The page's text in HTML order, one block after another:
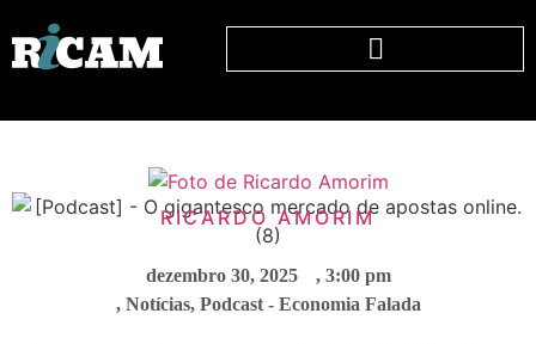
RICARDO AMORIM
dezembro 30, 2025 , 3:00 pm
, Notícias, Podcast - Economia Falada